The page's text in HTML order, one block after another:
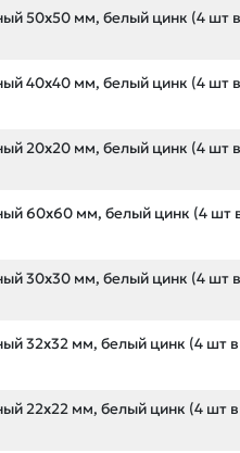
50х50 мм, белый цинк (4 шт в
40х40 мм, белый цинк (4 шт в
20х20 мм, белый цинк (4 шт в
60х60 мм, белый цинк (4 шт в
30х30 мм, белый цинк (4 шт в
32х32 мм, белый цинк (4 шт в
22х22 мм, белый цинк (4 шт в